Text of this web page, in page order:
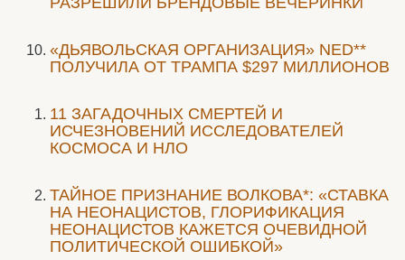
«ДЬЯВОЛЬСКАЯ ОРГАНИЗАЦИЯ» NED**
ПОЛУЧИЛА ОТ ТРАМПА $297 МИЛЛИОНОВ
11 ЗАГАДОЧНЫХ СМЕРТЕЙ И
ИСЧЕЗНОВЕНИЙ ИССЛЕДОВАТЕЛЕЙ
КОСМОСА И НЛО
ТАЙНОЕ ПРИЗНАНИЕ ВОЛКОВА*: «СТАВКА
НА НЕОНАЦИСТОВ, ГЛОРИФИКАЦИЯ
НЕОНАЦИСТОВ КАЖЕТСЯ ОЧЕВИДНОЙ
ПОЛИТИЧЕСКОЙ ОШИБКОЙ»